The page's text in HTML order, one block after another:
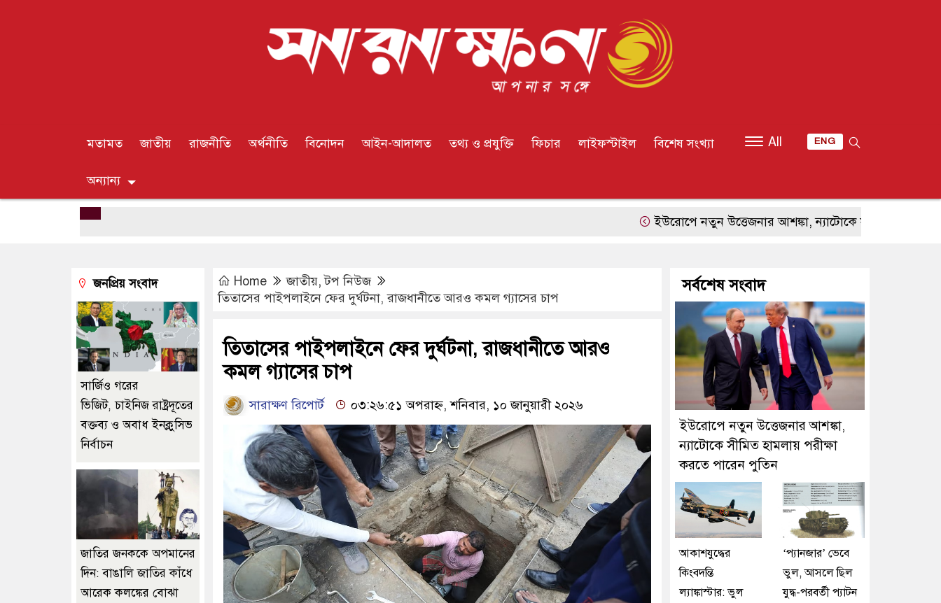
মতামত জাতীয় রাজনীতি অর্থনীতি বিনোদন আইন-আদালত তথ্য ও প্রযুক্তি ফিচার লাইফস্টাইল বিশেষ সংখ্যা
অন্যান্য
All ENG
ইউরোপে নতুন উত্তেজনার আশঙ্কা, ন্যাটোকে সীমিত হামলায় পরীক্ষা
Home জাতীয়,টপ নিউজ
তিতাসের পাইপলাইনে ফের দুর্ঘটনা, রাজধানীতে আরও কমল গ্যাসের চাপ
তিতাসের পাইপলাইনে ফের দুর্ঘটনা, রাজধানীতে আরও
কমল গ্যাসের চাপ
সারাক্ষণ রিপোর্ট ০৩:২৬:৫১ অপরাহ্ন, শনিবার, ১০ জানুয়ারী ২০২৬
জনপ্রিয় সংবাদ
সার্জিও গরের
ভিজিট, চাইনিজ রাষ্ট্রদূতের
বক্তব্য ও অবাধ ইনক্লুসিভ
নির্বাচন
জাতির জনককে অপমানের
দিন: বাঙালি জাতির কাঁধে
আরেক কলঙ্কের বোঝা
সর্বশেষ সংবাদ
ইউরোপে নতুন উত্তেজনার আশঙ্কা,
ন্যাটোকে সীমিত হামলায় পরীক্ষা
করতে পারেন পুতিন
আকাশযুদ্ধের
কিংবদন্তি
ল্যাঙ্কাস্টার: ভুল
‘প্যানজার’ ভেবে
ভুল, আসলে ছিল
যুদ্ধ-পরবর্তী প্যাটন